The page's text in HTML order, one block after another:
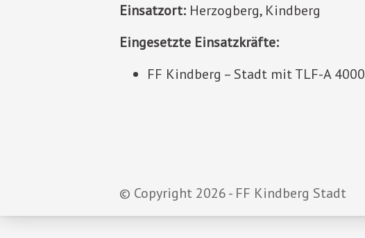
Einsatzort: Herzogberg, Kindberg
Eingesetzte Einsatzkräfte:
FF Kindberg – Stadt mit TLF-A 4000
© Copyright 2026 - FF Kindberg Stadt